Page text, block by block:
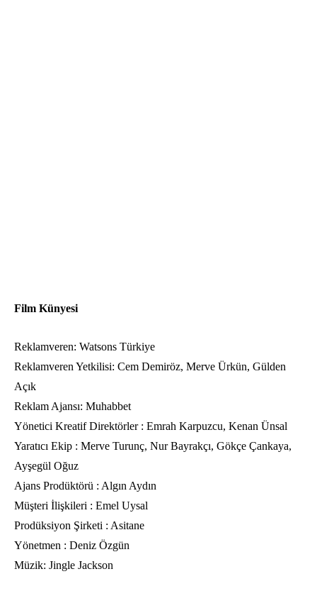
Film Künyesi
Reklamveren: Watsons Türkiye
Reklamveren Yetkilisi: Cem Demiröz, Merve Ürkün, Gülden
Açık
Reklam Ajansı: Muhabbet
Yönetici Kreatif Direktörler : Emrah Karpuzcu, Kenan Ünsal
Yaratıcı Ekip : Merve Turunç, Nur Bayrakçı, Gökçe Çankaya,
Ayşegül Oğuz
Ajans Prodüktörü : Algın Aydın
Müşteri İlişkileri : Emel Uysal
Prodüksiyon Şirketi : Asitane
Yönetmen : Deniz Özgün
Müzik: Jingle Jackson